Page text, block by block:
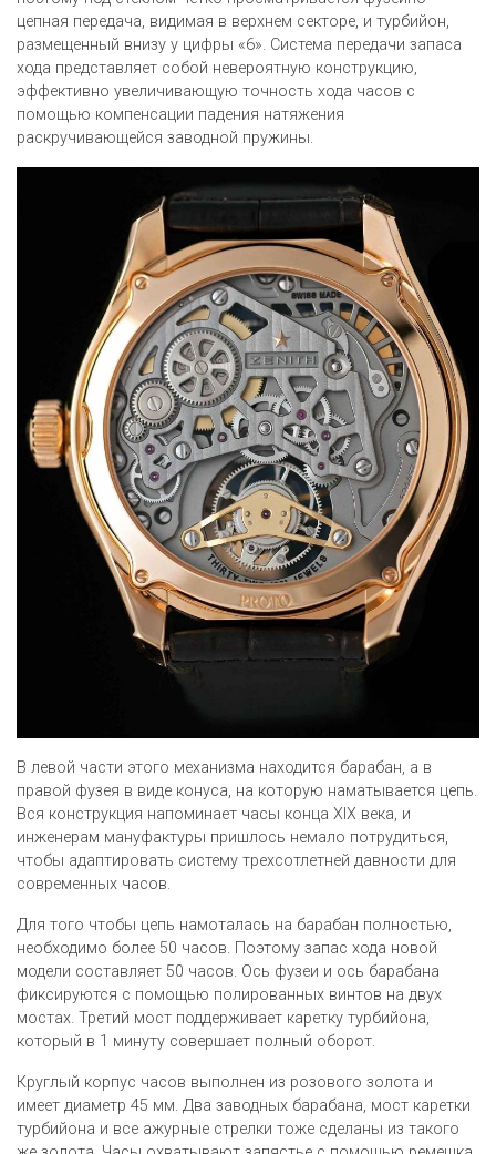
цепная передача, видимая в верхнем секторе, и турбийон,
размещенный внизу у цифры «6». Система передачи запаса
хода представляет собой невероятную конструкцию,
эффективно увеличивающую точность хода часов с
помощью компенсации падения натяжения
раскручивающейся заводной пружины.
В левой части этого механизма находится барабан, а в
правой фузея в виде конуса, на которую наматывается цепь.
Вся конструкция напоминает часы конца XIX века, и
инженерам мануфактуры пришлось немало потрудиться,
чтобы адаптировать систему трехсотлетней давности для
современных часов.
Для того чтобы цепь намоталась на барабан полностью,
необходимо более 50 часов. Поэтому запас хода новой
модели составляет 50 часов. Ось фузеи и ось барабана
фиксируются с помощью полированных винтов на двух
мостах. Третий мост поддерживает каретку турбийона,
который в 1 минуту совершает полный оборот.
Круглый корпус часов выполнен из розового золота и
имеет диаметр 45 мм. Два заводных барабана, мост каретки
турбийона и все ажурные стрелки тоже сделаны из такого